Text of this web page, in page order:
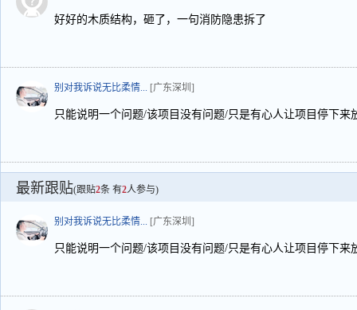
好好的木质结构，砸了，一句消防隐患拆了
别对我诉说无比柔情... [广东深圳]
只能说明一个问题/该项目没有问题/只是有心人让项目停下来
最新跟贴(跟贴2条 有2人参与)
别对我诉说无比柔情... [广东深圳]
只能说明一个问题/该项目没有问题/只是有心人让项目停下来